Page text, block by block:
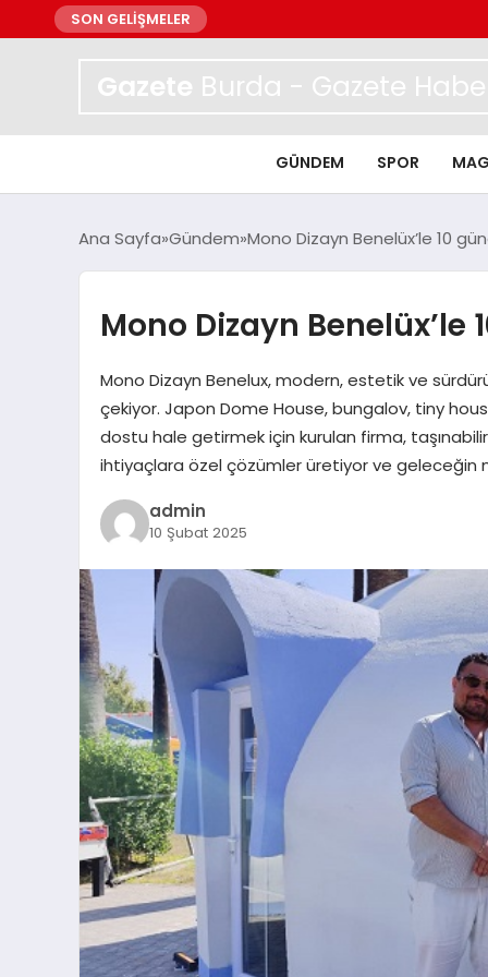
SON GELİŞMELER
Gazete Burda - Gazete
GÜNDEM SPOR
Ana Sayfa Gündem Mono Dizayn Benelüx’le 10
Mono Dizayn
Mono Dizayn Benelux, modern, estetik ve
çekiyor. Japon Dome House, bungalov, tiny
dostu hale getirmek için kurulan firma,
ihtiyaçlara özel çözümler üretiyor ve geleceğin
admin
10 Şubat 2025